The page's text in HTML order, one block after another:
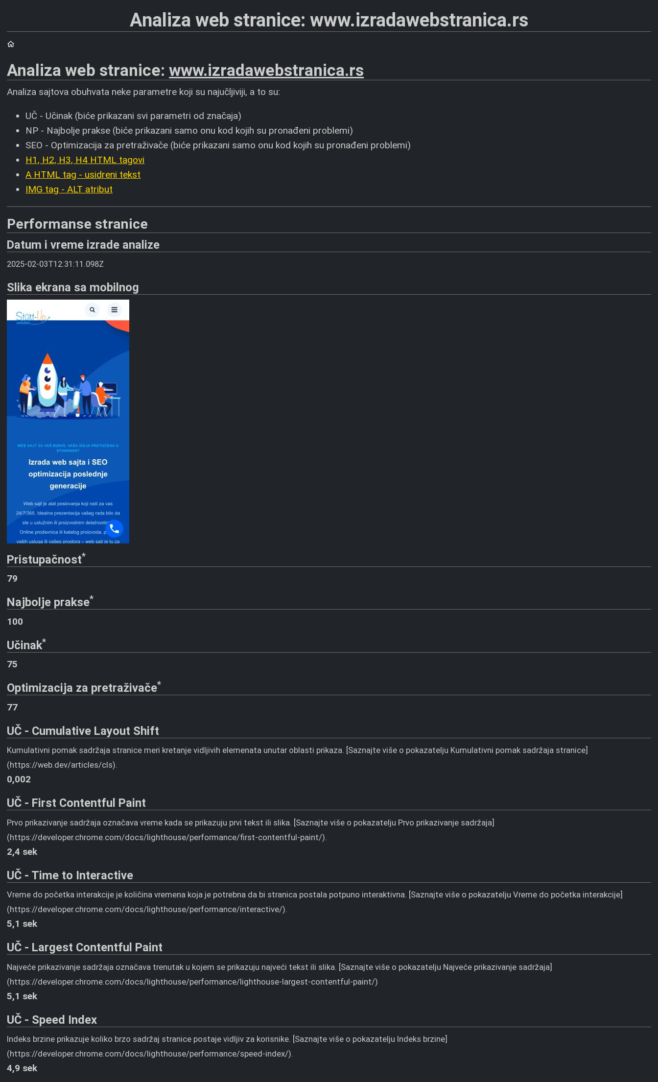
Analiza web stranice: www.izradawebstranica.rs
Analiza web stranice:www.izradawebstranica.rs
Analiza sajtova obuhvata neke parametre koji su najučljiviji, a to su:
UČ - Učinak (biće prikazani svi parametri od značaja)
NP - Najbolje prakse (biće prikazani samo onu kod kojih su pronađeni problemi)
SEO - Optimizacija za pretraživače (biće prikazani samo onu kod kojih su pronađeni problemi)
H1, H2, H3, H4 HTML tagovi
A HTML tag - usidreni tekst
IMG tag - ALT atribut
Performanse stranice
Datum i vreme izrade analize
2025-02-03T12:31:11.098Z
Slika ekrana sa mobilnog
Pristupačnost*
79
Najbolje prakse*
100
Učinak*
75
Optimizacija za pretraživače*
77
UČ - Cumulative Layout Shift
Kumulativni pomak sadržaja stranice meri kretanje vidljivih elemenata unutar oblasti prikaza. [Saznajte više o pokazatelju Kumulativni pomak sadržaja stranice]
(https://web.dev/articles/cls).
0,002
UČ - First Contentful Paint
Prvo prikazivanje sadržaja označava vreme kada se prikazuju prvi tekst ili slika. [Saznajte više o pokazatelju Prvo prikazivanje sadržaja]
(https://developer.chrome.com/docs/lighthouse/performance/first-contentful-paint/).
2,4 sek
UČ - Time to Interactive
Vreme do početka interakcije je količina vremena koja je potrebna da bi stranica postala potpuno interaktivna. [Saznajte više o pokazatelju Vreme do početka interakcije]
(https://developer.chrome.com/docs/lighthouse/performance/interactive/).
5,1 sek
UČ - Largest Contentful Paint
Najveće prikazivanje sadržaja označava trenutak u kojem se prikazuju najveći tekst ili slika. [Saznajte više o pokazatelju Najveće prikazivanje sadržaja]
(https://developer.chrome.com/docs/lighthouse/performance/lighthouse-largest-contentful-paint/)
5,1 sek
UČ - Speed Index
Indeks brzine prikazuje koliko brzo sadržaj stranice postaje vidljiv za korisnike. [Saznajte više o pokazatelju Indeks brzine]
(https://developer.chrome.com/docs/lighthouse/performance/speed-index/).
4,9 sek